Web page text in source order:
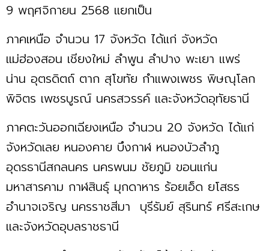
9 พฤศจิกายน 2568 แยกเป็น
ภาคเหนือ จำนวน 17 จังหวัด ได้แก่ จังหวัด
แม่ฮ่องสอน เชียงใหม่ ลำพูน ลำปาง พะเยา แพร่
น่าน อุตรดิตถ์ ตาก สุโขทัย กำแพงเพชร พิษณุโลก
พิจิตร เพชรบูรณ์ นครสวรรค์ และจังหวัดอุทัยธานี
ภาคตะวันออกเฉียงเหนือ จำนวน 20 จังหวัด ได้แก่
จังหวัดเลย หนองคาย บึงกาฬ หนองบัวลำภู
อุดรธานีสกลนคร นครพนม ชัยภูมิ ขอนแก่น
มหาสารคาม กาฬสินธุ์ มุกดาหาร ร้อยเอ็ด ยโสธร
อำนาจเจริญ นครราชสีมา บุรีรัมย์ สุรินทร์ ศรีสะเกษ
และจังหวัดอุบลราชธานี